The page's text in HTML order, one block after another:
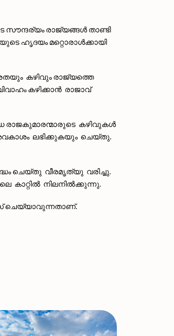
രാജ്യങ്ങൾ താണ്ടി
ഹൃദയം മറ്റൊരാൾക്കായി
കഴിവും രാജ്യത്തെ
കഴിക്കാൻ രാജാവ്
രാജകുമാരന്മാരുടെ കഴിവുകൾ
അവകാശം ലഭിക്കുകയും ചെയ്തു.
ചെയ്തു വീരമൃത്യു വരിച്ചു.
നിലനിൽക്കുന്നു.
ചെയ്യാവുന്നതാണ്.